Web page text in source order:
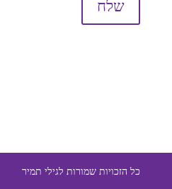
כל הזכויות שמורות לגילי תמיר